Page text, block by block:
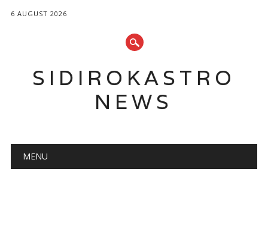
6 AUGUST 2026
SIDIROKASTRO
NEWS
Main menu
MENU